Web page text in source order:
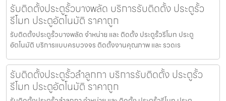
รับติดตั้งประตูรั้วบางพลัด บริการรับติดตั้ง ประตูรั้ว
รีโมท ประตูอัตโนมัติ ราคาถูก
รับติดตั้งประตูรั้วบางพลัด จำหน่าย และ ติดตั้ง ประตูรั้วรีโมท ประตู
อัตโนมัติ บริการแบบครบวงจร ติดตั้งงานคุณภาพ และ รวดเร
รับติดตั้งประตูรั้วลำลูกกา บริการรับติดตั้ง ประตูรั้ว
รีโมท ประตูอัตโนมัติ ราคาถูก